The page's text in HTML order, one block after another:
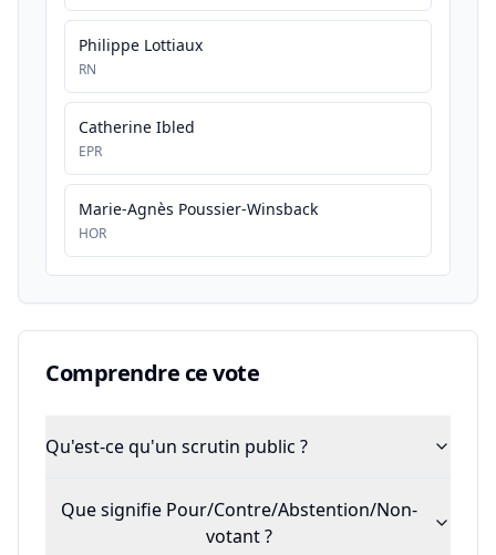
Philippe Lottiaux
RN
Catherine Ibled
EPR
Marie-Agnès Poussier-Winsback
HOR
Comprendre ce vote
Qu'est-ce qu'un scrutin public ?
Que signifie Pour/Contre/Abstention/Non-
votant ?